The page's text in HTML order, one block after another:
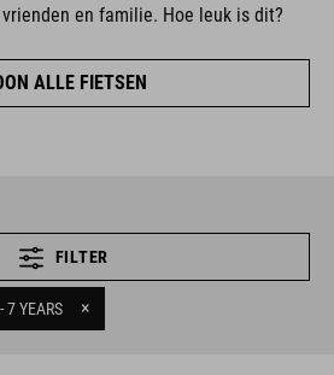
en familie. Hoe leuk is dit?
ALLE FIETSEN
FILTER
7 YEARS ×